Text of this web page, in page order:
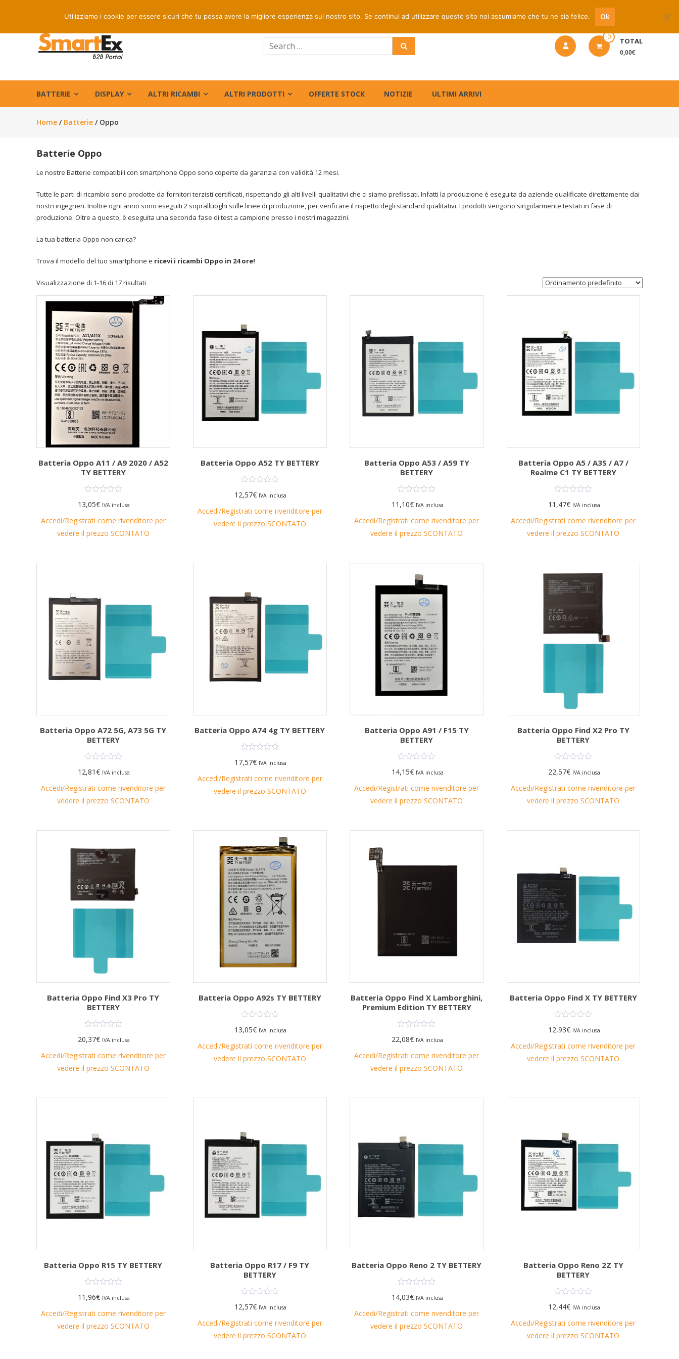
B2B
Smartex
Store
Ricambi
telefonia
0 TOTAL
0,00€
BATTERIE DISPLAY ALTRI RICAMBI ALTRI PRODOTTI OFFERTE STOCK NOTIZIE ULTIMI ARRIVI
Home / Batterie / Oppo
Batterie Oppo
Le nostre Batterie compatibili con smartphone Oppo sono coperte da garanzia con validità 12 mesi.
Tutte le parti di ricambio sono prodotte da fornitori terzisti certificati, rispettando gli alti livelli qualitativi che ci siamo prefissati. Infatti la produzione è eseguita da aziende qualificate direttamente dai
nostri ingegneri. Inoltre ogni anno sono eseguiti 2 sopralluoghi sulle linee di produzione, per verificare il rispetto degli standard qualitativi. I prodotti vengono singolarmente testati in fase di
produzione. Oltre a questo, è eseguita una seconda fase di test a campione presso i nostri magazzini.
La tua batteria Oppo non carica?
Trova il modello del tuo smartphone e ricevi i ricambi Oppo in 24 ore!
Visualizzazione di 1-16 di 17 risultati
Batteria Oppo A11 / A9 2020 / A52
TY BETTERY
13,05€ IVA inclusa
Accedi/Registrati come rivenditore per
vedere il prezzo SCONTATO
Batteria Oppo A52 TY BETTERY
12,57€ IVA inclusa
Accedi/Registrati come rivenditore per
vedere il prezzo SCONTATO
Batteria Oppo A53 / A59 TY
BETTERY
11,10€ IVA inclusa
Accedi/Registrati come rivenditore per
vedere il prezzo SCONTATO
Batteria Oppo A5 / A3S / A7 /
Realme C1 TY BETTERY
11,47€ IVA inclusa
Accedi/Registrati come rivenditore per
vedere il prezzo SCONTATO
Batteria Oppo A72 5G, A73 5G TY
BETTERY
12,81€ IVA inclusa
Accedi/Registrati come rivenditore per
vedere il prezzo SCONTATO
Batteria Oppo A74 4g TY BETTERY
17,57€ IVA inclusa
Accedi/Registrati come rivenditore per
vedere il prezzo SCONTATO
Batteria Oppo A91 / F15 TY
BETTERY
14,15€ IVA inclusa
Accedi/Registrati come rivenditore per
vedere il prezzo SCONTATO
Batteria Oppo Find X2 Pro TY
BETTERY
22,57€ IVA inclusa
Accedi/Registrati come rivenditore per
vedere il prezzo SCONTATO
Batteria Oppo Find X3 Pro TY
BETTERY
20,37€ IVA inclusa
Accedi/Registrati come rivenditore per
vedere il prezzo SCONTATO
Batteria Oppo A92s TY BETTERY
13,05€ IVA inclusa
Accedi/Registrati come rivenditore per
vedere il prezzo SCONTATO
Batteria Oppo Find X Lamborghini,
Premium Edition TY BETTERY
22,08€ IVA inclusa
Accedi/Registrati come rivenditore per
vedere il prezzo SCONTATO
Batteria Oppo Find X TY BETTERY
12,93€ IVA inclusa
Accedi/Registrati come rivenditore per
vedere il prezzo SCONTATO
Batteria Oppo R15 TY BETTERY
11,96€ IVA inclusa
Accedi/Registrati come rivenditore per
vedere il prezzo SCONTATO
Batteria Oppo R17 / F9 TY
BETTERY
12,57€ IVA inclusa
Accedi/Registrati come rivenditore per
vedere il prezzo SCONTATO
Batteria Oppo Reno 2 TY BETTERY
14,03€ IVA inclusa
Accedi/Registrati come rivenditore per
vedere il prezzo SCONTATO
Batteria Oppo Reno 2Z TY
BETTERY
12,44€ IVA inclusa
Accedi/Registrati come rivenditore per
vedere il prezzo SCONTATO
Utilizziamo i cookie per essere sicuri che tu possa avere la migliore esperienza sul nostro sito. Se continui ad utilizzare questo sito noi assumiamo che tu ne sia felice. Ok